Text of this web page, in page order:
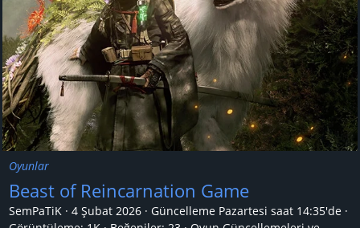
Oyunlar
Beast of Reincarnation Game
SemPaTiK 4 Şubat 2026 Güncelleme Pazartesi saat 14:35'de